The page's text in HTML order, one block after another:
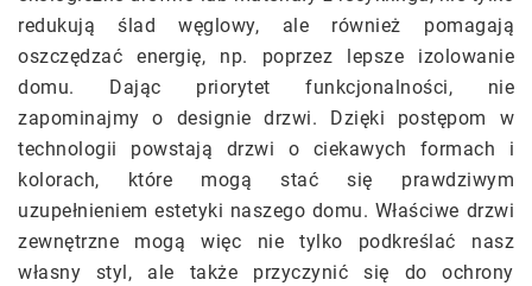
redukują ślad węglowy, ale również pomagają
oszczędzać energię, np. poprzez lepsze izolowanie
domu. Dając priorytet funkcjonalności, nie
zapominajmy o designie drzwi. Dzięki postępom w
technologii powstają drzwi o ciekawych formach i
kolorach, które mogą stać się prawdziwym
uzupełnieniem estetyki naszego domu. Właściwe drzwi
zewnętrzne mogą więc nie tylko podkreślać nasz
własny styl, ale także przyczynić się do ochrony